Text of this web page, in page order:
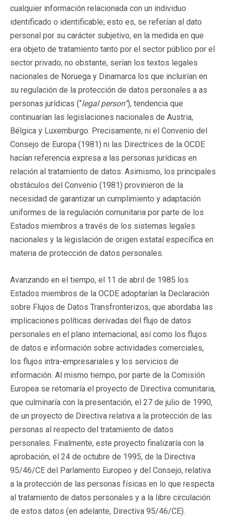
cualquier información relacionada con un individuo
identificado o identificable; esto es, se referían al dato
personal por su carácter subjetivo, en la medida en que
era objeto de tratamiento tanto por el sector público por el
sector privado; no obstante, serían los textos legales
nacionales de Noruega y Dinamarca los que incluirían en
su regulación de la protección de datos personales a as
personas jurídicas (“legal person”), tendencia que
continuarían las legislaciones nacionales de Austria,
Bélgica y Luxemburgo. Precisamente, ni el Convenio del
Consejo de Europa (1981) ni las Directrices de la OCDE
hacían referencia expresa a las personas jurídicas en
relación al tratamiento de datos. Asimismo, los principales
obstáculos del Convenio (1981) provinieron de la
necesidad de garantizar un cumplimiento y adaptación
uniformes de la regulación comunitaria por parte de los
Estados miembros a través de los sistemas legales
nacionales y la legislación de origen estatal específica en
materia de protección de datos personales.
Avanzando en el tiempo, el 11 de abril de 1985 los
Estados miembros de la OCDE adoptarían la Declaración
sobre Flujos de Datos Transfronterizos, que abordaba las
implicaciones políticas derivadas del flujo de datos
personales en el plano internacional, así como los flujos
de datos e información sobre actividades comerciales,
los flujos intra-empresariales y los servicios de
información. Al mismo tiempo, por parte de la Comisión
Europea se retomaría el proyecto de Directiva comunitaria,
que culminaría con la presentación, el 27 de julio de 1990,
de un proyecto de Directiva relativa a la protección de las
personas al respecto del tratamiento de datos
personales. Finalmente, este proyecto finalizaría con la
aprobación, el 24 de octubre de 1995, de la Directiva
95/46/CE del Parlamento Europeo y del Consejo, relativa
a la protección de las personas físicas en lo que respecta
al tratamiento de datos personales y a la libre circulación
de estos datos (en adelante, Directiva 95/46/CE).